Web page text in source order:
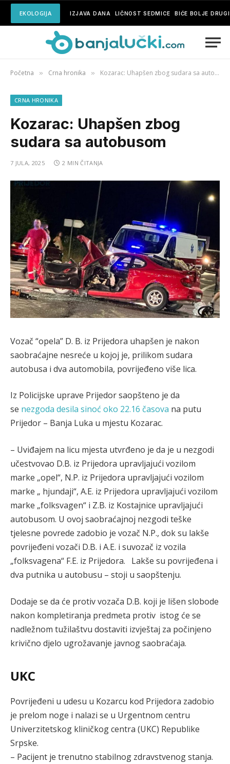
EKOLOGIJA IZJAVA DANA LIČNOST SEDMICE BIĆE BOLJE
Početna » Crna hronika » Kozarac: Uhapšen zbog sudara sa autobusom
CRNA HRONIKA
Kozarac: Uhapšen zbog
sudara sa autobusom
7 JULA, 2025 2 MIN ČITANJA
Vozač “opela” D. B. iz Prijedora uhapšen je nakon
saobraćajne nesreće u kojoj je, prilikom sudara
autobusa i dva automobila, povrijeđeno više lica.
Iz Policijske uprave Prijedor saopšteno je da
se nezgoda desila sinoć oko 22.16 časova na putu
Prijedor – Banja Luka u mjestu Kozarac.
– Uviđajem na licu mjesta utvrđeno je da je u nezgodi
učestvovao D.B. iz Prijedora upravljajući vozilom
marke „opel“, N.P. iz Prijedora upravljajući vozilom
marke „ hjundaji“, A.E. iz Prijedora upravljajući vozilom
marke „folksvagen“ i Z.B. iz Kostajnice upravljajući
autobusom. U ovoj saobraćajnoj nezgodi teške
tjelesne povrede zadobio je vozač N.P., dok su lakše
povrijeđeni vozači D.B. i A.E. i suvozač iz vozila
„folksvagena“ F.E. iz Prijedora. Lakše su povrijeđena i
dva putnika u autobusu – stoji u saopštenju.
Dodaje se da će protiv vozača D.B. koji je lišen slobode
nakon kompletiranja predmeta protiv istog će se
nadležnom tužilaštvu dostaviti izvještaj za počinjeno
krivično djelo ugrožavanje javnog saobraćaja.
UKC
Povrijeđeni u udesu u Kozarcu kod Prijedora zadobio
je prelom noge i nalazi se u Urgentnom centru
Univerzitetskog kliničkog centra (UKC) Republike
Srpske.
– Pacijent je trenutno stabilnog zdravstvenog stanja.